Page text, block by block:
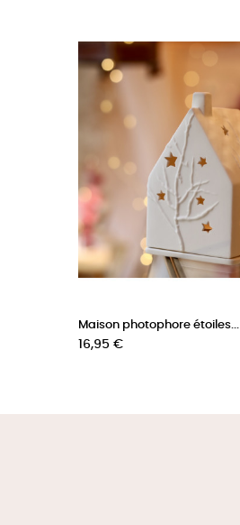
Maison photophore étoiles...
Prix
16,95 €